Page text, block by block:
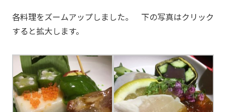
各料理をズームアップしました。 下の写真はクリック
すると拡大します。